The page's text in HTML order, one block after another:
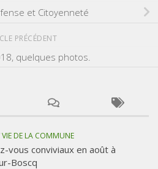
et Citoyenneté
PRÉCÉDENT
quelques photos.
VIE DE LA COMMUNE
vous conviviaux en août à
Boscq